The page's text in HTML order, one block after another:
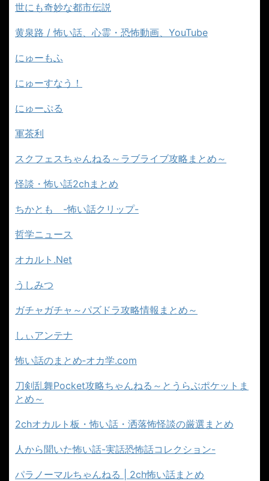
世にも奇妙な都市伝説
黄泉路 / 怖い話、心霊・恐怖動画、YouTube
にゅーもふ
にゅーすなう！
にゅーぷる
軍茶利
スクフェスちゃんねる～ラブライブ攻略まとめ～
怪談・怖い話2chまとめ
ちかとも -怖い話クリップ-
哲学ニュース
オカルト.Net
うしみつ
ガチャガチャ～パズドラ攻略情報まとめ～
しぃアンテナ
怖い話のまとめ‐オカ学.com
刀剣乱舞Pocket攻略ちゃんねる～とうらぶポケットま
とめ～
2chオカルト板・怖い話・洒落怖怪談の厳選まとめ
人から聞いた怖い話-実話恐怖話コレクション-
パラノーマルちゃんねる | 2ch怖い話まとめ